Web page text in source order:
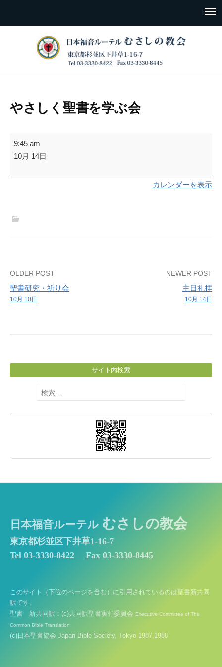
やさしく聖書を学ぶ会
や
さ
く
9:45 am
10月 14日
カレンダーを表示
Post
navigation
OLDER POST
聖書研究・祈り会
10月 10日
NEWER POST
主日礼拝
10月 14日
サイト内検索
検
索:
日本福音ルーテル むさしの教会
東京都杉並区下井草1-16-7
Tel 03-3330-8422
Fax 03-3330-8445
このサイト（下位のページを含む）に引用されているのは聖書新共同
訳です。
聖書 新共同訳：(c)共同訳聖書実行委員会 Executive Committee of The
Common Bible Translation
(c)日本聖書協会 Japan Bible Society, Tokyo 1987,1988